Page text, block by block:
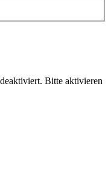
Bitte aktivieren